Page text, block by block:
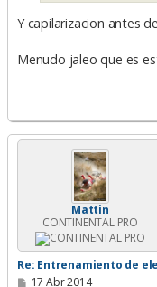
Y capilarizacion antes
Menudo jaleo que es
Mattin
CONTINENTAL PRO
Re: Entrenamiento de
M17 Abr 2014